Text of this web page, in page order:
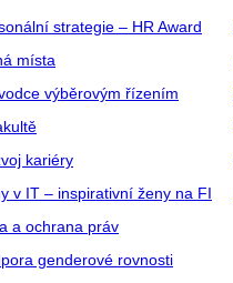
strategie – HR Award
místa
výběrovým řízením
kariéry
v IT – inspirativní ženy na FI
a ochrana práv
genderové rovnosti